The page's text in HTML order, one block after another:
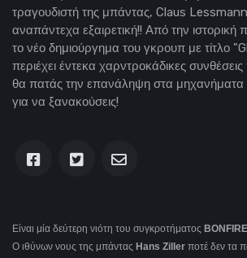
τραγουδιστή της μπάντας, Claus Lessmann
αναπάντεχα εξαιρετική!! Από την
το νέο δημιούργημα του γκρουπ με τίτλο
περιέχει έντεκα χαρντροκάδικες
θα πατάς την επανάληψη στα
για να ξανακούσεις!
Είναι μία δεύτερη νιότη του συγκροτήματος
Ο ιθύνων νους της μπάντας Hans Ziller ποτέ δεν τα